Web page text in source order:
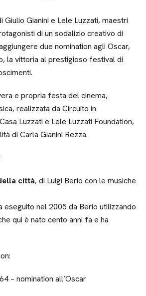
Giulio Gianini e Lele Luzzati, maestri
di un sodalizio creativo di
due nomination agli Oscar,
la vittoria al prestigioso festival di
e propria festa del cinema,
realizzata da Circuito in
Luzzati e Lele Luzzati Foundation,
di Carla Gianini Rezza.
città, di Luigi Berio con le musiche
eseguito nel 2005 da Berio utilizzando
qui è nato cento anni fa e ha
– nomination all’Oscar